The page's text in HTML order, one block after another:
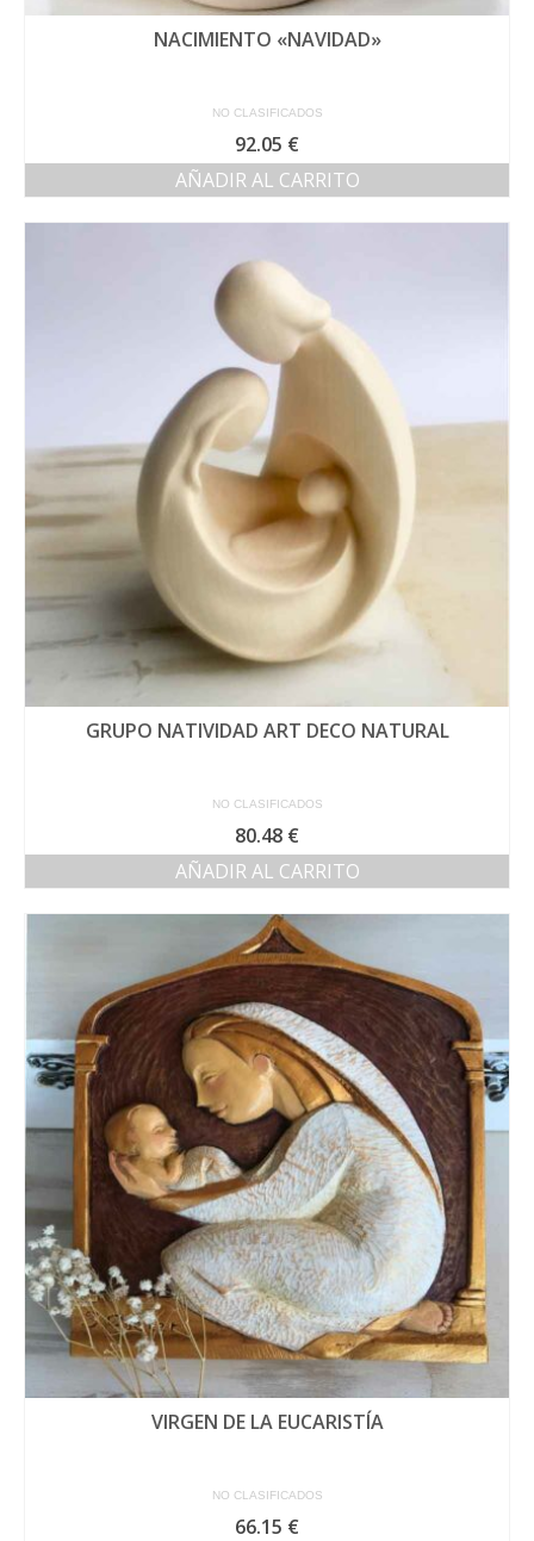
NACIMIENTO «NAVIDAD»
NO CLASIFICADOS
92.05 €
AÑADIR AL CARRITO
GRUPO NATIVIDAD ART DECO NATURAL
NO CLASIFICADOS
80.48 €
AÑADIR AL CARRITO
VIRGEN DE LA EUCARISTÍA
NO CLASIFICADOS
66.15 €